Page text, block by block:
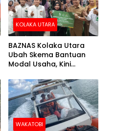
KOLAKA UTARA
BAZNAS Kolaka Utara
Ubah Skema Bantuan
Modal Usaha, Kini
Barang Senilai Rp419,5
Juta
WAKATOBI